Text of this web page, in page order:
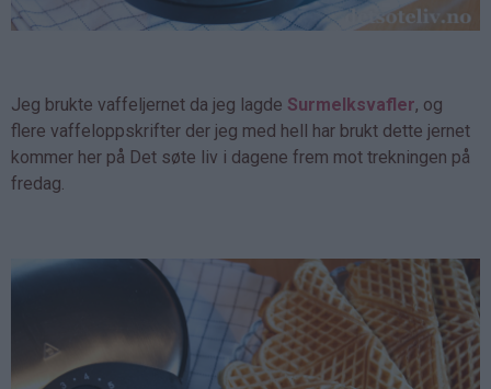
Jeg brukte vaffeljernet da jeg lagde Surmelksvafler, og
flere vaffeloppskrifter der jeg med hell har brukt dette jernet
kommer her på Det søte liv i dagene frem mot trekningen på
fredag.